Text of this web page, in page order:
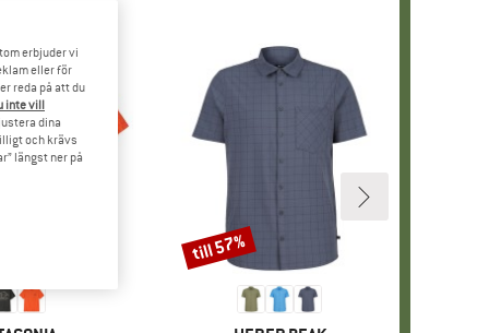
Rabatt
till 57%
erbjuder vi
eller för
reda på att du
inte vill
dina
och krävs
längst ner på